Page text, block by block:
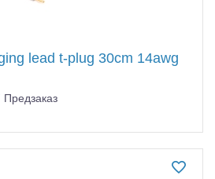
lead t-plug 30cm 14awg
Предзаказ